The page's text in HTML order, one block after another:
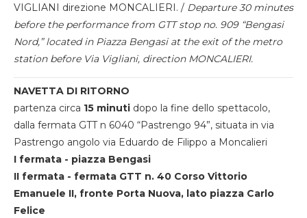
VIGLIANI direzione MONCALIERI. / Departure 30 minutes
before the performance from GTT stop no. 909 “Bengasi
Nord,” located in Piazza Bengasi at the exit of the metro
station before Via Vigliani, direction MONCALIERI.
NAVETTA DI RITORNO
partenza circa 15 minuti dopo la fine dello spettacolo,
dalla fermata GTT n 6040 “Pastrengo 94”, situata in via
Pastrengo angolo via Eduardo de Filippo a Moncalieri
I fermata - piazza Bengasi
II fermata - fermata GTT n. 40 Corso Vittorio
Emanuele II, fronte Porta Nuova, lato piazza Carlo
Felice